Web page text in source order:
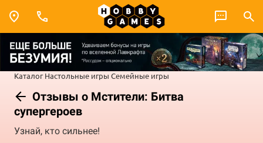
Каталог Настольные игры Семейные игры
Отзывы о Мстители: Битва
супергероев
Узнай, кто сильнее!